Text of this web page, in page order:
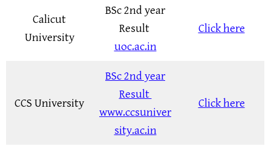
Calicut
University
BSc 2nd year
Result
uoc.ac.in
Click here
CCS University
BSc 2nd year
Result
www.ccsuniver
sity.ac.in
Click here